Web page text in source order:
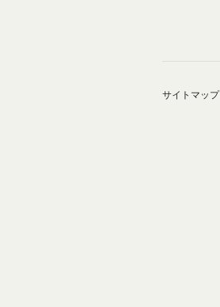
サイトマップ